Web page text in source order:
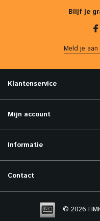
Blijf je
Meld je
Klantenservice
Mijn account
Informatie
Contact
© 2026